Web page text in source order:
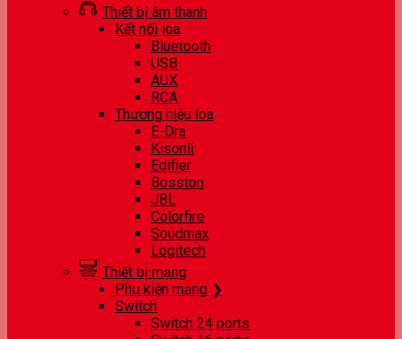
Thiết bị âm thanh
Kết nối loa
Bluetooth
USB
AUX
RCA
Thương hiệu loa
E-Dra
Kisonli
Edifier
Bosston
JBL
Colorfire
Soudmax
Logitech
Thiết bị mạng
Phụ kiện mạng ❯
Switch
Switch 24 ports